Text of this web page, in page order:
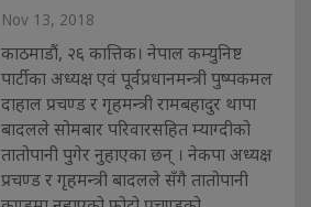
Nov 13, 2018
काठमाडौं, २६ कात्तिक। नेपाल कम्युनिष्ट
पार्टीका अध्यक्ष एवं पूर्वप्रधानमन्त्री पुष्पकमल
दाहाल प्रचण्ड र गृहमन्त्री रामबहादुर थापा
बादलले सोमबार परिवारसहित म्याग्दीको
तातोपानी पुगेर नुहाएका छन् । नेकपा अध्यक्ष
प्रचण्ड र गृहमन्त्री बादलले सँगै तातोपानी